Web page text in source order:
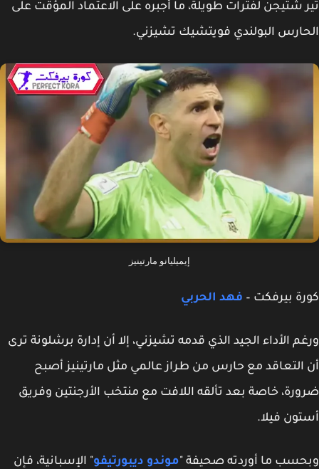
شتيجن لفترات طويلة، ما أجبره على الاعتماد المؤقت على
البولندي فويتشيك تشيزني.
إيميليانو مارتينيز
بيرفكت –فهد الحربي
الأداء الجيد الذي قدمه تشيزني، إلا أن إدارة برشلونة ترى
التعاقد مع حارس من طراز عالمي مثل مارتينيز أصبح
خاصة بعد تألقه اللافت مع منتخب الأرجنتين وفريق
فيلا.
ما أوردته صحيفة "موندو ديبورتيفو" الإسبانية، فإن